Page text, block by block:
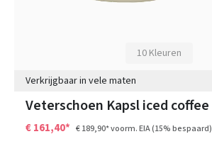
10 Kleuren
Verkrijgbaar in vele maten
Veterschoen Kapsl iced coffee
€ 161,40* € 189,90*voorm. EIA(15% bespaard)